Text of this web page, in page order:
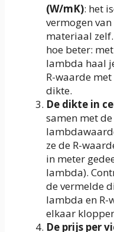
(W/mK): het
vermogen
materiaal
hoe beter:
lambda haal
R-waarde
dikte.
De dikte in
samen met de
ze de R-
in meter
lambda).
de vermelde
lambda en R-
elkaar
De prijs per